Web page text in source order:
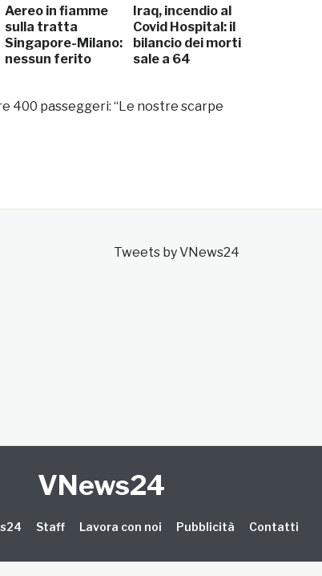
Aereo in fiamme
sulla tratta
Singapore-Milano:
nessun ferito
Iraq, incendio al
Covid Hospital: il
bilancio dei morti
sale a 64
400 passeggeri: “Le nostre scarpe
Tweets by VNews24
VNews24
Staff Lavora con noi Pubblicità Contatti